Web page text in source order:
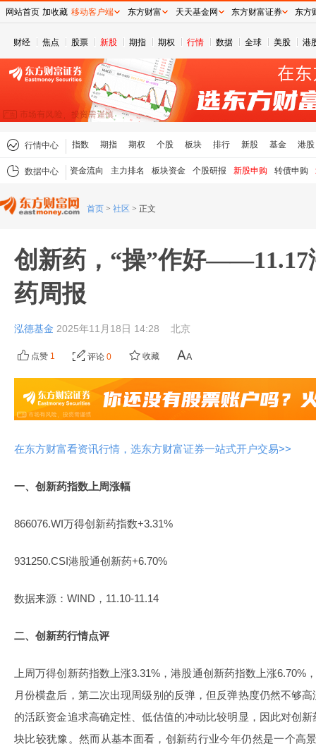
财经 焦点 股票 新股 期指 期权 行情 数据 全球 美股 港
行情中心 指数 期指 期权 个股 板块 排行 新股 基金 港股
数据中心 资金流向 主力排名 板块资金 个股研报 新股申购 转债申购
首页 > 社区 > 正文
创新药，“操”作好——11.17
药周报
泓德基金 2025年11月18日 14:28 北京
点赞 1 评论 0 收藏
在东方财富看资讯行情，选东方财富证券一站式开户交易>>
一、创新药指数上周涨幅
866076.WI万得创新药指数+3.31%
931250.CSI港股通创新药+6.70%
数据来源：WIND，11.10-11.14
二、创新药行情点评
上周万得创新药指数上涨3.31%，港股通创新药指数上涨6.70%
月份横盘后，第二次出现周级别的反弹，但反弹热度仍然不够
的活跃资金追求高确定性、低估值的冲动比较明显，因此对创
块比较犹豫。然而从基本面看，创新药行业今年仍然是一个高
网站首页 加收藏 移动客户端 东方财富 天天基金网 东方财富证券 东方